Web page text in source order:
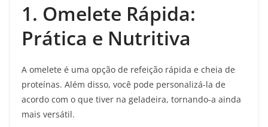
1. Omelete Rápida:
Prática e Nutritiva
A omelete é uma opção de refeição rápida e cheia de
proteínas. Além disso, você pode personalizá-la de
acordo com o que tiver na geladeira, tornando-a ainda
mais versátil.